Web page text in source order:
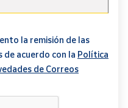
la remisión de las
de acuerdo con la Política
de Correos